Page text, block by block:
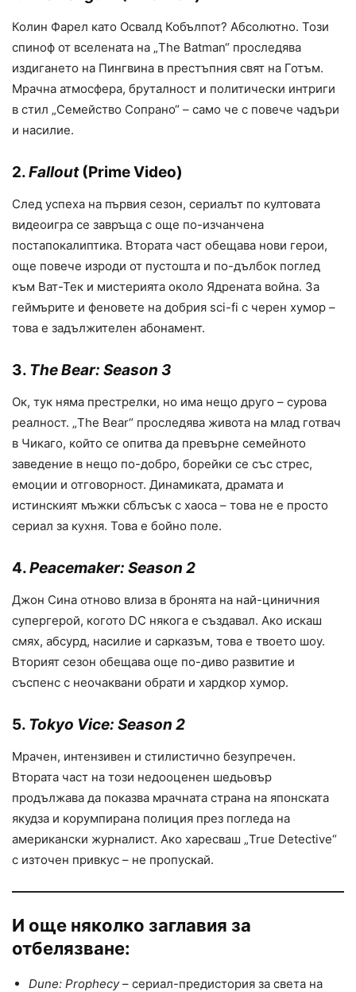
Колин Фарел като Освалд Кобълпот? Абсолютно. Този
спиноф от вселената на „The Batman“ проследява
издигането на Пингвина в престъпния свят на Готъм.
Мрачна атмосфера, бруталност и политически интриги
в стил „Семейство Сопрано“ – само че с повече чадъри
и насилие.
2.Fallout(Prime Video)
След успеха на първия сезон, сериалът по култовата
видеоигра се завръща с още по-изчанчена
постапокалиптика. Втората част обещава нови герои,
още повече изроди от пустошта и по-дълбок поглед
към Ват-Тек и мистерията около Ядрената война. За
геймърите и феновете на добрия sci-fi с черен хумор –
това е задължителен абонамент.
3. The Bear: Season 3
Ок, тук няма престрелки, но има нещо друго – сурова
реалност. „The Bear“ проследява живота на млад готвач
в Чикаго, който се опитва да превърне семейното
заведение в нещо по-добро, борейки се със стрес,
емоции и отговорност. Динамиката, драмата и
истинският мъжки сблъсък с хаоса – това не е просто
сериал за кухня. Това е бойно поле.
4.Peacemaker: Season 2
Джон Сина отново влиза в бронята на най-циничния
супергерой, когото DC някога е създавал. Ако искаш
смях, абсурд, насилие и сарказъм, това е твоето шоу.
Вторият сезон обещава още по-диво развитие и
съспенс с неочаквани обрати и хардкор хумор.
5. Tokyo Vice: Season 2
Мрачен, интензивен и стилистично безупречен.
Втората част на този недооценен шедьовър
продължава да показва мрачната страна на японската
якудза и корумпирана полиция през погледа на
американски журналист. Ако харесваш „True Detective“
с източен привкус – не пропускай.
И още няколко заглавия за
отбелязване:
Dune: Prophecy– сериал-предистория за света на